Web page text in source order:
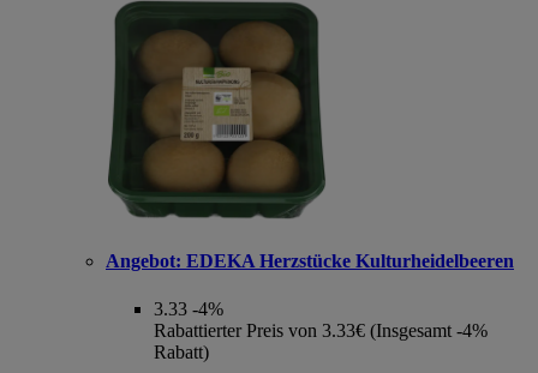
Angebot: EDEKA Herzstücke Kulturheidelbeeren
3.33 -4%
Rabattierter Preis von 3.33€ (Insgesamt -4%
Rabatt)